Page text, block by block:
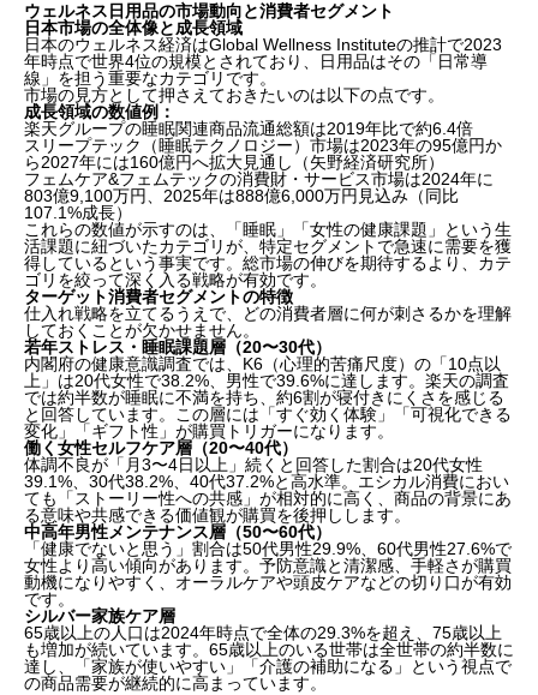
ウェルネス日用品の市場動向と消費者セグメント
日本市場の全体像と成長領域
日本のウェルネス経済はGlobal Wellness Instituteの推計で2023
年時点で世界4位の規模とされており、日用品はその「日常導
線」を担う重要なカテゴリです。
市場の見方として押さえておきたいのは以下の点です。
成長領域の数値例：
楽天グループの睡眠関連商品流通総額は2019年比で約6.4倍
スリープテック（睡眠テクノロジー）市場は2023年の95億円か
ら2027年には160億円へ拡大見通し（矢野経済研究所）
フェムケア&フェムテックの消費財・サービス市場は2024年に
803億9,100万円、2025年は888億6,000万円見込み（同比
107.1%成長）
これらの数値が示すのは、「睡眠」「女性の健康課題」という生
活課題に紐づいたカテゴリが、特定セグメントで急速に需要を獲
得しているという事実です。総市場の伸びを期待するより、カテ
ゴリを絞って深く入る戦略が有効です。
ターゲット消費者セグメントの特徴
仕入れ戦略を立てるうえで、どの消費者層に何が刺さるかを理解
しておくことが欠かせません。
若年ストレス・睡眠課題層（20〜30代）
内閣府の健康意識調査では、K6（心理的苦痛尺度）の「10点以
上」は20代女性で38.2%、男性で39.6%に達します。楽天の調査
では約半数が睡眠に不満を持ち、約6割が寝付きにくさを感じる
と回答しています。この層には「すぐ効く体験」「可視化できる
変化」「ギフト性」が購買トリガーになります。
働く女性セルフケア層（20〜40代）
体調不良が「月3〜4日以上」続くと回答した割合は20代女性
39.1%、30代38.2%、40代37.2%と高水準。エシカル消費におい
ても「ストーリー性への共感」が相対的に高く、商品の背景にあ
る意味や共感できる価値観が購買を後押しします。
中高年男性メンテナンス層（50〜60代）
「健康でないと思う」割合は50代男性29.9%、60代男性27.6%で
女性より高い傾向があります。予防意識と清潔感、手軽さが購買
動機になりやすく、オーラルケアや頭皮ケアなどの切り口が有効
です。
シルバー家族ケア層
65歳以上の人口は2024年時点で全体の29.3%を超え、75歳以上
も増加が続いています。65歳以上のいる世帯は全世帯の約半数に
達し、「家族が使いやすい」「介護の補助になる」という視点で
の商品需要が継続的に高まっています。